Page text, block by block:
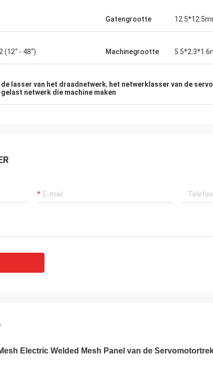
Gatengrootte
(12“ - 48“) Machinegrootte
lasser van het draadnetwerk, het netwerklasser van de
netwerk die machine maken
Electric Welded Mesh Panel van de